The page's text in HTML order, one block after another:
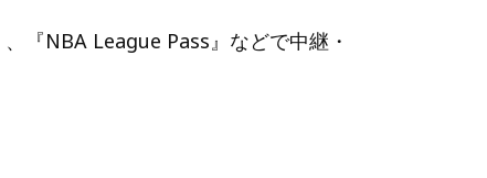
、『NBA League Pass』などで中継・